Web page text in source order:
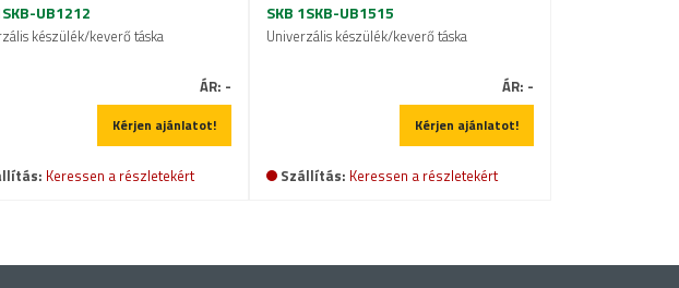
UB1212
készülék/keverő táska
ÁR: -
Kérjen ajánlatot!
Keressen a részletekért
SKB 1SKB-UB1515
Univerzális készülék/keverő táska
ÁR: -
Kérjen ajánlatot!
Szállítás: Keressen a részletekért